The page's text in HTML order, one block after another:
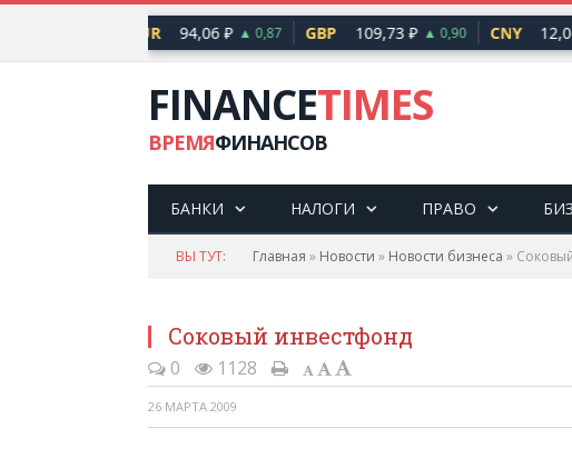
EUR 94,06 ₽ ▲ 0,87 GBP 109,73 ₽ ▲ 0,90 CNY
FINANCETIMES
ВРЕМЯФИНАНСОВ
БАНКИ НАЛОГИ ПРАВО
ВЫ ТУТ: Главная » Новости » Новости бизнеса »
Соковый инвестфонд
0 1128
26 МАРТА 2009